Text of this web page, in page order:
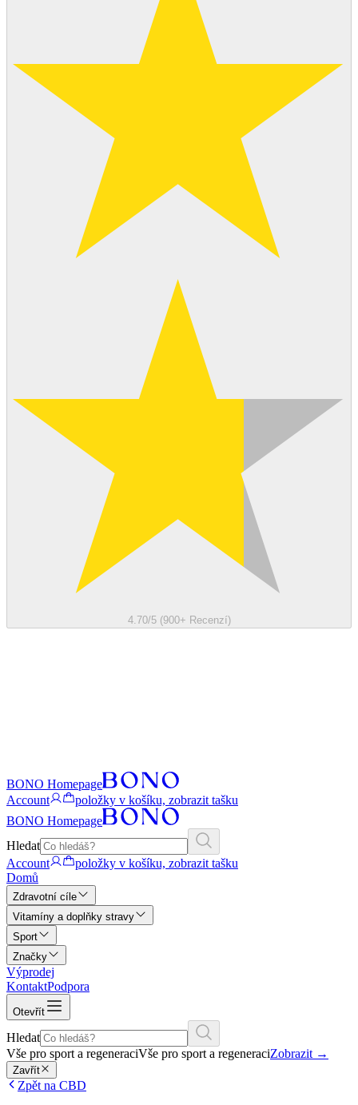
4.70/5 (900+ Recenzí)
BONO Homepage
Account
položky v košíku, zobrazit tašku
BONO Homepage
Hledat
Account
položky v košíku, zobrazit tašku
Domů
Zdravotní cíle
Vitamíny a doplňky stravy
Sport
Značky
Výprodej
KontaktPodpora
Otevřít
Hledat
Vše pro sport a regeneraciVše pro sport a regeneraciZobrazit →
Zavřít
Zpět na CBD